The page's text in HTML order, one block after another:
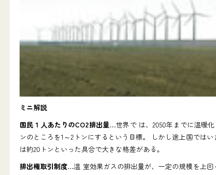
ミニ解説
国民１人あたりのCO2排出量…世界で は、2050年までに温暖
ンのところを1～2トンにするという目標。 しかし途上国では
は約20トンといった具合で大きな格差がある。
排出権取引制度…温 室効果ガスの排出量が、一定の規模を上